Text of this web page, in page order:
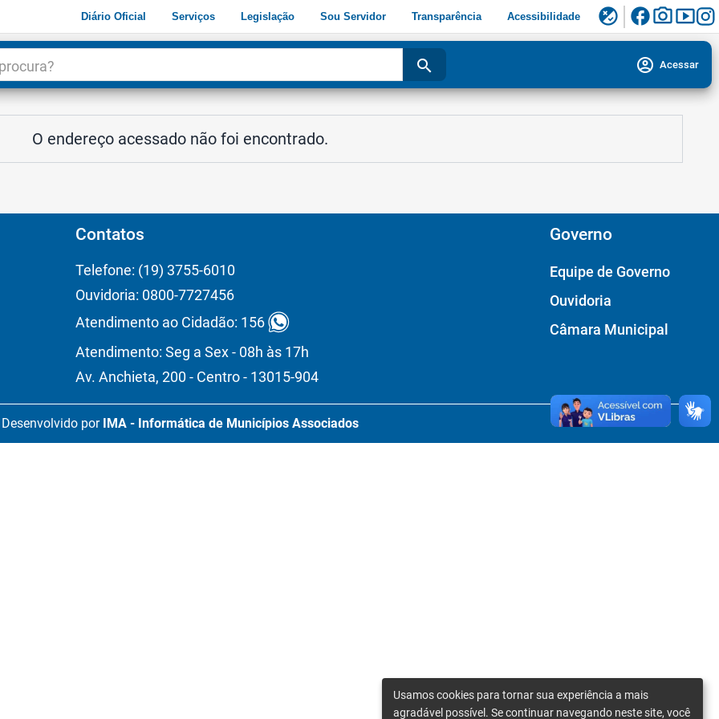
Diário Oficial Serviços Legislação Sou Servidor Transparência Acessibilidade flaky facebookphoto_camerasmart_display
search account_circle Acessar
O endereço acessado não foi encontrado.
Contatos
Telefone: (19) 3755-6010
Ouvidoria: 0800-7727456
Atendimento ao Cidadão: 156
Atendimento: Seg a Sex - 08h às 17h
Av. Anchieta, 200 - Centro - 13015-904
Governo
Equipe de Governo
Ouvidoria
Câmara Municipal
Desenvolvido por IMA - Informática de Municípios Associados
Usamos cookies para tornar sua experiência a mais
agradável possível. Se continuar navegando neste site, você